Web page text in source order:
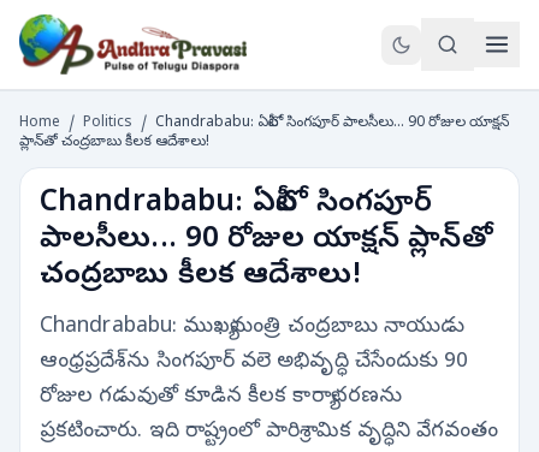
Home / Politics / Chandrababu: ఏపీలో సింగపూర్ పాలసీలు... 90 రోజుల యాక్షన్
ప్లాన్‌తో చంద్రబాబు కీలక ఆదేశాలు!
Chandrababu: ఏపీలో సింగపూర్
పాలసీలు... 90 రోజుల యాక్షన్ ప్లాన్‌తో
చంద్రబాబు కీలక ఆదేశాలు!
Chandrababu: ముఖ్యమంత్రి చంద్రబాబు నాయుడు
ఆంధ్రప్రదేశ్‌ను సింగపూర్‌ వలె అభివృద్ధి చేసేందుకు 90
రోజుల గడువుతో కూడిన కీలక కార్యాచరణను
ప్రకటించారు. ఇది రాష్ట్రంలో పారిశ్రామిక వృద్ధిని వేగవంతం